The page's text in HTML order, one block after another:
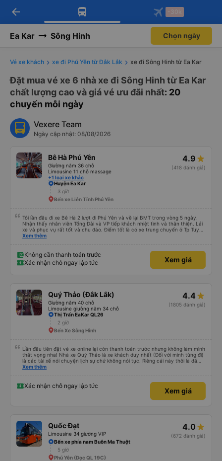
Tải app Vexere ngay!
Nhận ưu đãi thành viên độc
Mở app
Tải app Vexere
-30k/ghế khi đặt vé máy bay qua
Mở app
arrow_back -30k
Ea Kar Sông Hinh Chọn ngày
Vé xe khách xe đi Phú Yên từ Đắk Lắk xe đi Sông Hinh từ Ea Kar
Đặt mua vé xe 6 nhà xe đi Sông Hinh từ Ea Kar
chất lượng cao và giá vé ưu đãi nhất: 20
chuyến mỗi ngày
Vexere Team
Ngày cập nhật: 08/08/2026
Bê Hà Phú Yên
Giường nằm 36 chỗ
Limousine 11 chỗ massage
+1 loại xe khác
4.9
(418 đánh giá)
Huyện Ea Kar
3 giờ
Bến xe Liên Tỉnh Phú Yên
Tôi lần đầu đi xe Bê Hà 2 lượt đi Phú Yên và về lại BMT trong vòng 5 ngày.
Nhận thấy nhân viên Tổng Đài và VP tiếp khách nhiệt tình và thân thiện. Lái
xe và phục vụ rất tốt và chu đáo. Điểm tốt là có xe trung chuyển ở Tp Tuy
Hòa. Em lái xe trung chuyển rất vui tính và nhiệt tình giúp khách đưa hành lý
Xem thêm
Không cần thanh toán trước
Xác nhận chỗ ngay lập tức
Xem giá
Quý Thảo (Đắk Lắk)
Giường nằm 40 chỗ
Limousine giường nằm 34 chỗ
4.4
(1805 đánh giá)
Thị Trấn EaKar QL26
2 giờ
Bến Xe Sông Hinh
Lần đầu tiên đặt vé xe online lại còn thanh toán trước nhưng không làm mình
thất vọng nha! Nhà xe Quý Thảo là xe khách duy nhất (Đối với mình từng đi)
là các tài xế nói chuyện lịch sự chứ không nói tục. Riêng cái này thôi là đã
đánh giá 5 sao rồi. Chú tài xế còn uống pepsi rất dễ thương chứ không có
Xem thêm
Xác nhận chỗ ngay lập tức
Xem giá
Quốc Đạt
Limousine 34 giường VIP
4.0
(672 đánh giá)
Bến xe phía nam Buôn Ma Thuột
5 giờ
Phú Yên (Dọc QL 19C)